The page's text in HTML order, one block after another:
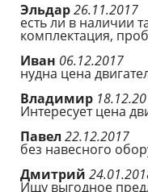
Эльдар26.11.2017
есть ли в наличии
комплектация,
Иван 06.12.2017
нудна цена
Владимир
Интересует цена
Павел 22.12.2017
без навесного
Дмитрий
Ищу выгодное